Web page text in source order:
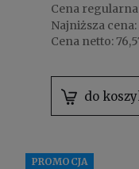
Cena
Najniższa cena:
Cena netto:
do
PROMOCJA